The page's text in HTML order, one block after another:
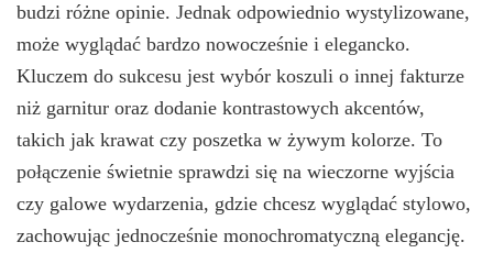
budzi różne opinie. Jednak odpowiednio wystylizowane,
może wyglądać bardzo nowocześnie i elegancko.
Kluczem do sukcesu jest wybór koszuli o innej fakturze
niż garnitur oraz dodanie kontrastowych akcentów,
takich jak krawat czy poszetka w żywym kolorze. To
połączenie świetnie sprawdzi się na wieczorne wyjścia
czy galowe wydarzenia, gdzie chcesz wyglądać stylowo,
zachowując jednocześnie monochromatyczną elegancję.